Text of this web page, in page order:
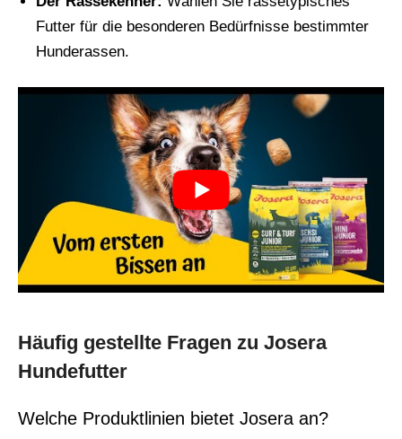
Futter für die besonderen Bedürfnisse bestimmter
Hunderassen.
Häufig gestellte Fragen zu Josera
Hundefutter
Welche Produktlinien bietet Josera an?